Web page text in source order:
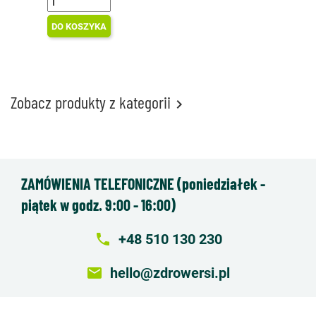
DO KOSZYKA
Zobacz produkty z kategorii 
ZAMÓWIENIA TELEFONICZNE (poniedziałek -
piątek w godz. 9:00 - 16:00)
local_phone +48 510 130 230
email hello@zdrowersi.pl